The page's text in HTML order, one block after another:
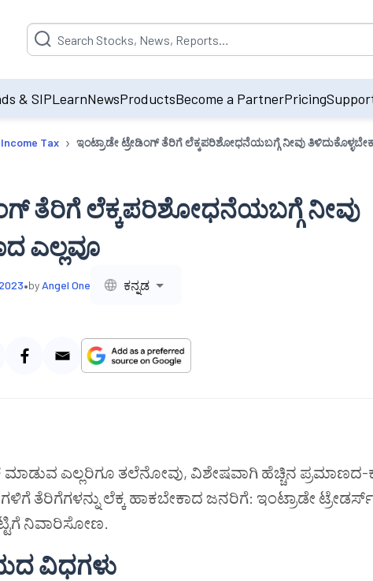
Suggestion will be populated by default on accessing the input
& SIPLearnNewsProductsBecome a PartnerPricing
Income Tax › ಇಂಟ್ರಾಡೇ ಟ್ರೇಡಿಂಗ್ ತೆರಿಗೆ ಲೆಕ್ಕಪರಿಶೋಧನೆಯಬಗ್ಗೆ ನೀವು
ತೆರಿಗೆ ಲೆಕ್ಕಪರಿಶೋಧನೆಯಬಗ್ಗೆ ನೀವು
ಎಲ್ಲವೂ
•by Angel One ಕನ್ನಡ
ಮಾಡುವ ಎಲ್ಲರಿಗೂ ತಲೆನೋವು, ವಿಶೇಷವಾಗಿ ಹೆಚ್ಚಿನ
ತೆರಿಗೆಗಳನ್ನು ಲೆಕ್ಕ ಹಾಕಬೇಕಾದ ಜನರಿಗೆ: ಇಂಟ್ರಾಡೇ
ನಿವಾರಿಸೋಣ.
ವಿಧಗಳು